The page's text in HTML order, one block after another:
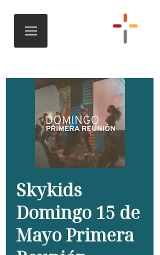
Skykids
Domingo 15 de
Mayo Primera